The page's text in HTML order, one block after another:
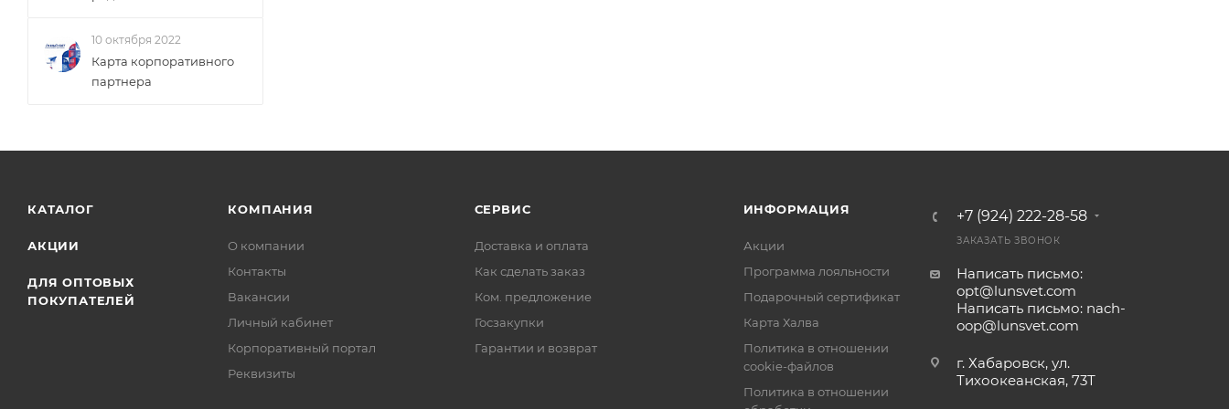
10 октября 2022
Карта корпоративного
партнера
КАТАЛОГ
АКЦИИ
ДЛЯ ОПТОВЫХ
ПОКУПАТЕЛЕЙ
КОМПАНИЯ
О компании
Контакты
Вакансии
Личный кабинет
Корпоративный портал
Реквизиты
СЕРВИС
Доставка и оплата
Как сделать заказ
Ком. предложение
Госзакупки
Гарантии и возврат
ИНФОРМАЦИЯ
Акции
Программа лояльности
Подарочный сертификат
Карта Халва
Политика в отношении
cookie-файлов
Политика в отношении
+7 (924) 222-28-58
ЗАКАЗАТЬ ЗВОНОК
Написать письмо:
opt@lunsvet.com
Написать письмо: nach-
oop@lunsvet.com
г. Хабаровск, ул.
Тихоокеанская, 73Т